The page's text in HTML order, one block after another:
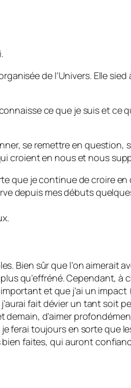
de l’Univers. Elle sied
ce que je suis et ce
se remettre en question,
croient en nous et nous
que je continue de croire en
depuis mes débuts
Bien sûr que l’on aimerait
qu’effréné. Cependant, à
et que j’ai un impact
fait dévier un tant soit
demain, d’aimer
ferai toujours en sorte que
faites, qui auront